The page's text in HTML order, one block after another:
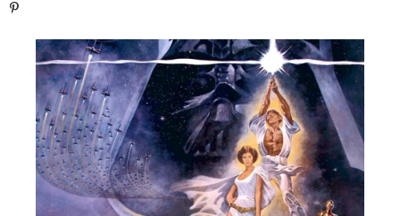
Pinterest